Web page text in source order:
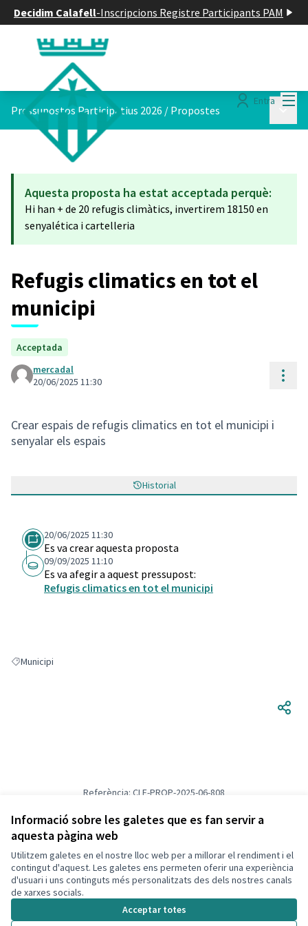
Informació sobre les galetes que es fan servir a
aquesta pàgina web
Utilitzem galetes en el nostre lloc web per a millorar el rendiment i el
contingut d'aquest. Les galetes ens permeten oferir una experiència
d'usuari i uns continguts més personalitzats des dels nostres canals
de xarxes socials.
Acceptar totes
Decidim Calafell-Inscripcions Registre Participants PAM
Entra
Pressupostos Participatius 2026 / Propostes
Aquesta proposta ha estat acceptada perquè:
Hi han + de 20 refugis climàtics, invertirem 18150 en
senyalética i cartelleria
Refugis climatics en tot el
municipi
Acceptada
mercadal
20/06/2025 11:30
Crear espais de refugis climatics en tot el municipi i
senyalar els espais
Historial
20/06/2025 11:30
Es va crear aquesta proposta
09/09/2025 11:10
Es va afegir a aquest pressupost:
Refugis climatics en tot el municipi
Resultats en filtrar per: Municipi
Municipi
Referència: CLF-PROP-2025-06-808
Verifica l'empremta digital
Termes i condicions d'ús
Configuració de les galetes
Decidim Calafell a X
(Enllaç extern)
Decidim Calafell a Facebook
Decidim Calafell a YouTube
Decidim Calafell a GitHub
(Enllaç extern)